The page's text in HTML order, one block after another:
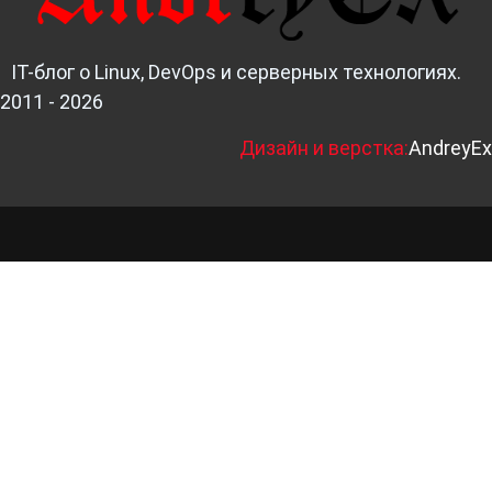
IT-блог о Linux, DevOps и серверных технологиях.
2011 - 2026
Дизайн и верстка:AndreyEx